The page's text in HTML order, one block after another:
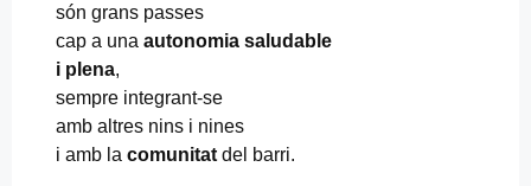
són grans passes
cap a una autonomia saludable
i plena,
sempre integrant-se
amb altres nins i nines
i amb la comunitat del barri.